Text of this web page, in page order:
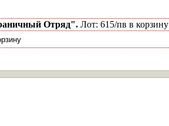
Отряд".Лот: 615/пв в корзину